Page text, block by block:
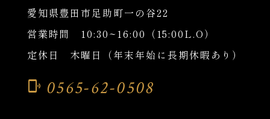
愛知県豊田市足助町一の谷22
営業時間 10:30~16:00（15:00L.O）
定休日 木曜日（年末年始に長期休暇あり）
phonelink_ring 0565-62-0508